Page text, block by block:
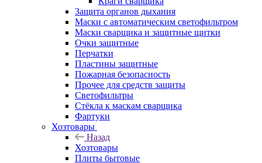
Защита органов дыхания
Маски с автоматическим светофильтром
Маски сварщика и защитные щитки
Очки защитные
Перчатки
Пластины защитные
Пожарная безопасность
Прочее для средств защиты
Светофильтры
Стёкла к маскам сварщика
Фартуки
Хозтовары
Назад
Хозтовары
Плиты бытовые